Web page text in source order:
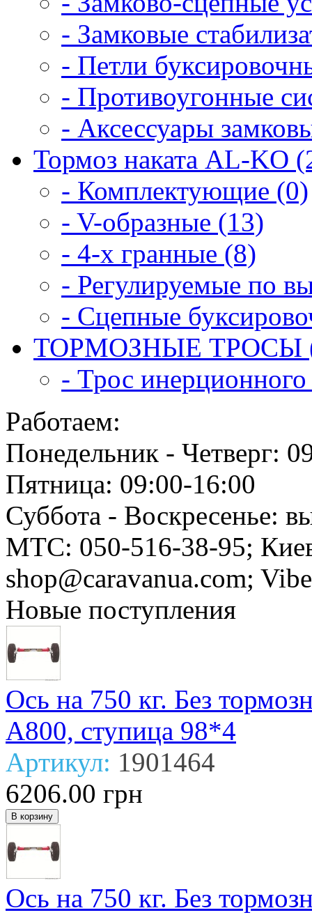
- Замковые
- Петли
- Противоугонные
- Аксессуары
Тормоз наката AL-KO
- Комплектующие (0)
- V-образные (13)
- 4-х гранные (8)
- Регулируемые по
- Сцепные
ТОРМОЗНЫЕ ТРОСЫ
- Трос
Работаем:
Понедельник - Четверг:
Пятница: 09:00-16:00
Суббота - Воскресенье:
МТС: 050-516-38-95;
shop@caravanua.com;
Новые поступления
Ось на 750 кг. Без
А800, ступица 98*4
Артикул: 1901464
6206.00 грн
Ось на 750 кг. Без